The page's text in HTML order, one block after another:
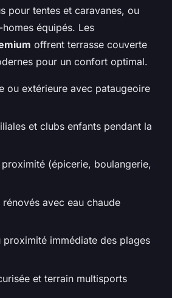
pour tentes et caravanes, ou
équipés. Les
offrent terrasse couverte
pour un confort optimal.
ou extérieure avec pataugeoire
et clubs enfants pendant la
(épicerie, boulangerie,
avec eau chaude
immédiate des plages
et terrain multisports